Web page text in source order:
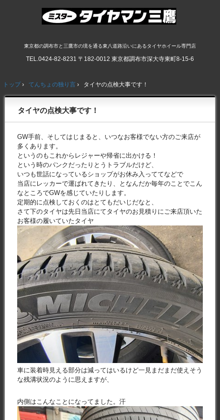
東京都の調布市と三鷹市の境を通る東八道路沿いにあるタイヤホイール専門店
TEL.0424-82-8231 〒182-0012 東京都調布市深大寺東町8-15-6
トップ › てんちょの独り言 › タイヤの点検大事です！
タイヤの点検大事です！
GW手前、そしてはじまると、いつなお客様でない方のご来店が
多くあります。
というのもこれからレジャーや帰省に出かける！
という時のパンクだったりとうトラブルだけど、
いつも世話になっているショップがお休み入っててなどで
当店にレッカーで運ばれてきたり、となんだか毎年のことでこん
なところでGWを感じていたりします。
定期的に点検しておくのはとてもだいじだなと、
さて下のタイヤは先日当店にてタイヤのお見積りにご来店頂いた
お客様の履いていたタイヤ
車に装着時見える部分は減ってはいるけど一見まだまだ使えそう
な残溝状況のように思えますが、
内側はこんなことになってました。汗